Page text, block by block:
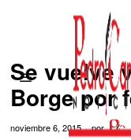
Se vuelve
Borge por
noviembre 6, 2015 por